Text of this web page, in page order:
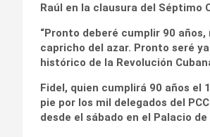
Raúl en la clausura del Séptimo
“Pronto deberé cumplir 90
capricho del azar. Pronto seré
histórico de la Revolución
Fidel, quien cumplirá 90 años el
pie por los mil delegados del
desde el sábado en el Palacio